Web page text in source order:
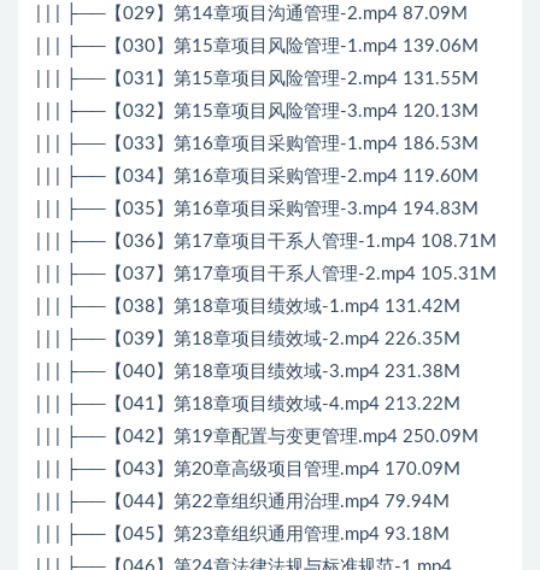
| | | ├──【029】第14章项目沟通管理-2.mp4 87.09M
| | | ├──【030】第15章项目风险管理-1.mp4 139.06M
| | | ├──【031】第15章项目风险管理-2.mp4 131.55M
| | | ├──【032】第15章项目风险管理-3.mp4 120.13M
| | | ├──【033】第16章项目采购管理-1.mp4 186.53M
| | | ├──【034】第16章项目采购管理-2.mp4 119.60M
| | | ├──【035】第16章项目采购管理-3.mp4 194.83M
| | | ├──【036】第17章项目干系人管理-1.mp4 108.71M
| | | ├──【037】第17章项目干系人管理-2.mp4 105.31M
| | | ├──【038】第18章项目绩效域-1.mp4 131.42M
| | | ├──【039】第18章项目绩效域-2.mp4 226.35M
| | | ├──【040】第18章项目绩效域-3.mp4 231.38M
| | | ├──【041】第18章项目绩效域-4.mp4 213.22M
| | | ├──【042】第19章配置与变更管理.mp4 250.09M
| | | ├──【043】第20章高级项目管理.mp4 170.09M
| | | ├──【044】第22章组织通用治理.mp4 79.94M
| | | ├──【045】第23章组织通用管理.mp4 93.18M